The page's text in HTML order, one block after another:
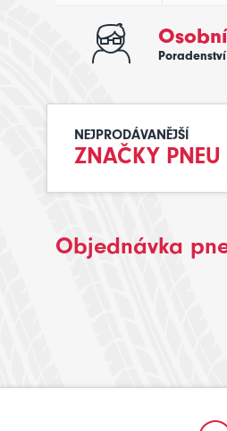
NEJPRODÁVANĚJŠÍ
ZNAČKY PNEU
Objednávka